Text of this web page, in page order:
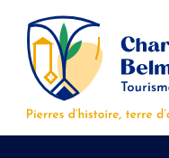
Panneau de gestion